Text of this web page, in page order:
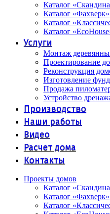
Каталог
Каталог «Фахверк»
Каталог
Каталог
Услуги
Монтаж
Проектирование
Реконструкция
Изготовление
Продажа
Устройство
Производство
Наши работы
Видео
Расчет дома
Контакты
Проекты домов
Каталог
Каталог «Фахверк»
Каталог